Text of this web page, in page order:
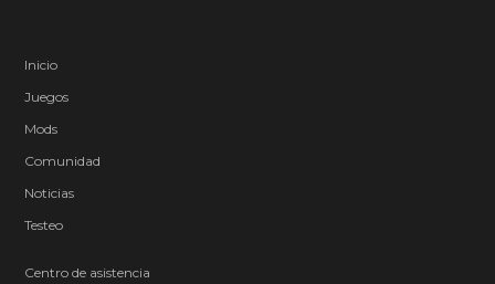
Inicio
Juegos
Mods
Comunidad
Noticias
Testeo
Centro de asistencia